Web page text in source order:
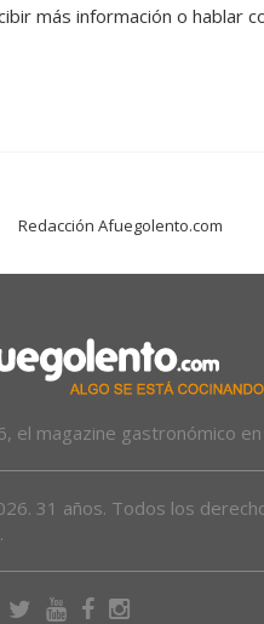
más información o hablar
Redacción Afuegolento.com
el magazine gastronómico
31 años. Todos los